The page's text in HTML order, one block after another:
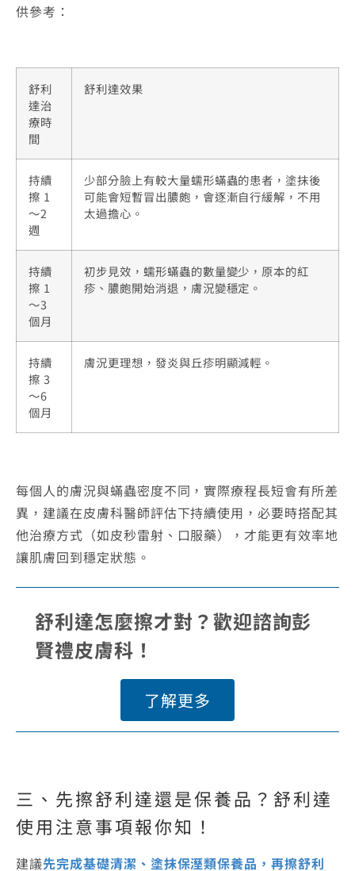
供參考：
舒利
達治
療時
間
舒利達效果
持續
擦 1
～2
週
少部分臉上有較大量蠕形蟎蟲的患者，塗抹後
可能會短暫冒出膿皰，會逐漸自行緩解，不用
太過擔心。
持續
擦 1
～3
個月
初步見效，蠕形蟎蟲的數量變少，原本的紅
疹、膿皰開始消退，膚況變穩定。
持續
擦 3
～6
個月
膚況更理想，發炎與丘疹明顯減輕。
每個人的膚況與蟎蟲密度不同，實際療程長短會有所差
異，建議在皮膚科醫師評估下持續使用，必要時搭配其
他治療方式（如皮秒雷射、口服藥），才能更有效率地
讓肌膚回到穩定狀態。
舒利達怎麼擦才對？歡迎諮詢彭
賢禮皮膚科！
了解更多
三、先擦舒利達還是保養品？舒利達
使用注意事項報你知！
建議先完成基礎清潔、塗抹保溼類保養品，再擦舒利